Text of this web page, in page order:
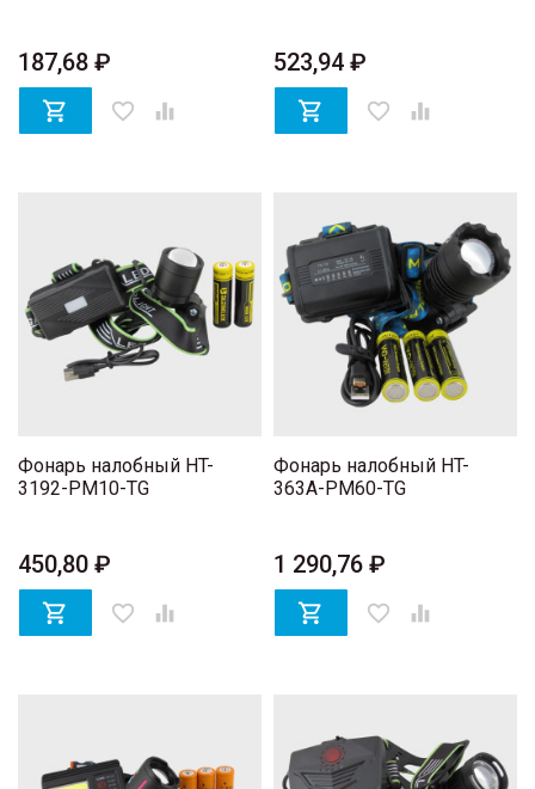
187,68 ₽
 favorite_border 
523,94 ₽
 favorite_border 
Фонарь налобный HT-
3192-PM10-TG
450,80 ₽
 favorite_border 
Фонарь налобный HT-
363A-PM60-TG
1 290,76 ₽
 favorite_border 